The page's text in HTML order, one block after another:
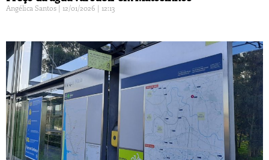
Angélica Santos 12/01/2026 12:13